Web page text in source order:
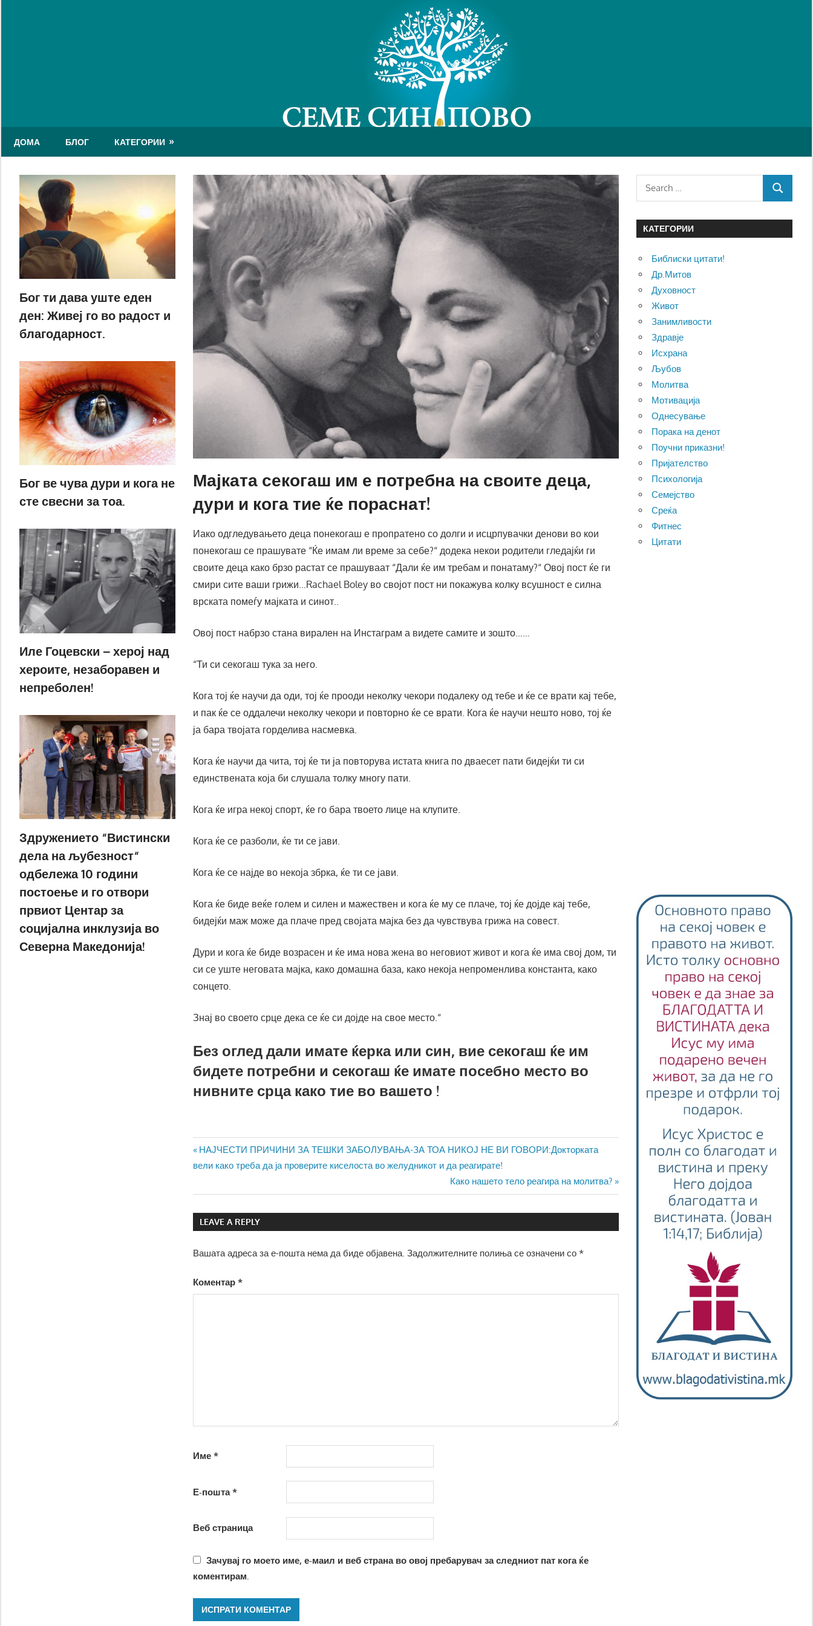
ДОМА БЛОГ КАТЕГОРИИ
Мајката секогаш им е потребна на своите деца,
дури и кога тие ќе пораснат!
Иако одгледувањето деца понекогаш е пропратено со долги и исцрпувачки денови во кои
понекогаш се прашувате “Ќе имам ли време за себе?“ додека некои родители гледајќи ги
своите деца како брзо растат се прашуваат “Дали ќе им требам и понатаму?“ Овој пост ќе ги
смири сите ваши грижи…Rachael Boley во својот пост ни покажува колку всушност е силна
врската помеѓу мајката и синот..
Овој пост набрзо стана вирален на Инстаграм а видете самите и зошто……
“Ти си секогаш тука за него.
Кога тој ќе научи да оди, тој ќе прооди неколку чекори подалеку од тебе и ќе се врати кај тебе,
и пак ќе се оддалечи неколку чекори и повторно ќе се врати. Кога ќе научи нешто ново, тој ќе
ја бара твојата горделива насмевка.
Кога ќе научи да чита, тој ќе ти ја повторува истата книга по дваесет пати бидејќи ти си
единствената која би слушала толку многу пати.
Кога ќе игра некој спорт, ќе го бара твоето лице на клупите.
Кога ќе се разболи, ќе ти се јави.
Кога ќе се најде во некоја збрка, ќе ти се јави.
Кога ќе биде веќе голем и силен и мажествен и кога ќе му се плаче, тој ќе дојде кај тебе,
бидејќи маж може да плаче пред својата мајка без да чувствува грижа на совест.
Дури и кога ќе биде возрасен и ќе има нова жена во неговиот живот и кога ќе има свој дом, ти
си се уште неговата мајка, како домашна база, како некоја непроменлива константа, како
сонцето.
Знај во своето срце дека се ќе си дојде на свое место.“
Без оглед дали имате ќерка или син, вие секогаш ќе им
бидете потребни и секогаш ќе имате посебно место во
нивните срца како тие во вашето !
Навигација
напис
Previous
Post:
НАЈЧЕСТИ ПРИЧИНИ ЗА ТЕШКИ ЗАБОЛУВАЊА-ЗА ТОА НИКОЈ НЕ ВИ ГОВОРИ:Докторката
вели како треба да ја проверите киселоста во желудникот и да реагирате!
Next
Post:
Како нашето тело реагира на молитва?
LEAVE A REPLY
Вашата адреса за е-пошта нема да биде објавена. Задолжителните полиња се означени со*
Коментар*
Име*
Е-пошта*
Веб страница
Зачувај го моето име, е-маил и веб страна во овој пребарувач за следниот пат кога ќе
коментирам.
Бог ти дава уште еден
ден: Живеј го во радост и
благодарност.
Бог ве чува дури и кога не
сте свесни за тоа.
Иле Гоцевски – херој над
хероите, незаборавен и
непреболен!
Здружението “Вистински
дела на љубезност“
одбележа 10 години
постоење и го отвори
првиот Центар за
социјална инклузија во
Северна Македонија!
Search
SEARCH
КАТЕГОРИИ
Библиски цитати!
Др.Митов
Духовност
Живот
Занимливости
Здравје
Исхрана
Љубов
Молитва
Мотивација
Однесување
Порака на денот
Поучни приказни!
Пријателство
Психологија
Семејство
Среќа
Фитнес
Цитати